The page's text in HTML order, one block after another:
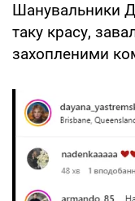
Шанувальники
таку красу,
захопленими